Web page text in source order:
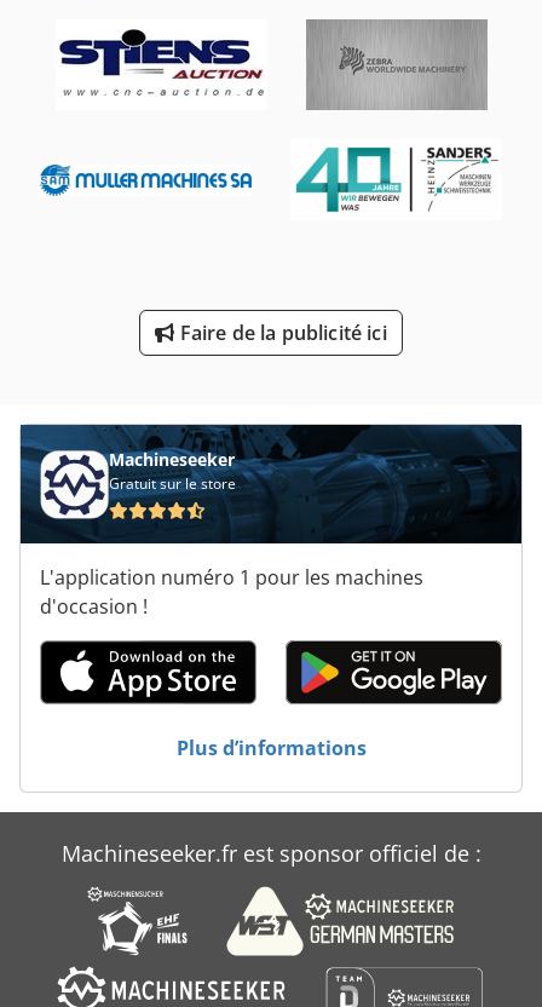
Portail De Rectifieuse
Rectifieuse De Centre
Rectifieuse De Profil
Rectifieuse Pour Ciseau
Roue De Scie À Viande
Faire de la publicité ici
Machineseeker
Gratuit sur le store
L'application numéro 1 pour les machines
d'occasion !
Plus d’informations
Machineseeker.fr est sponsor officiel de :